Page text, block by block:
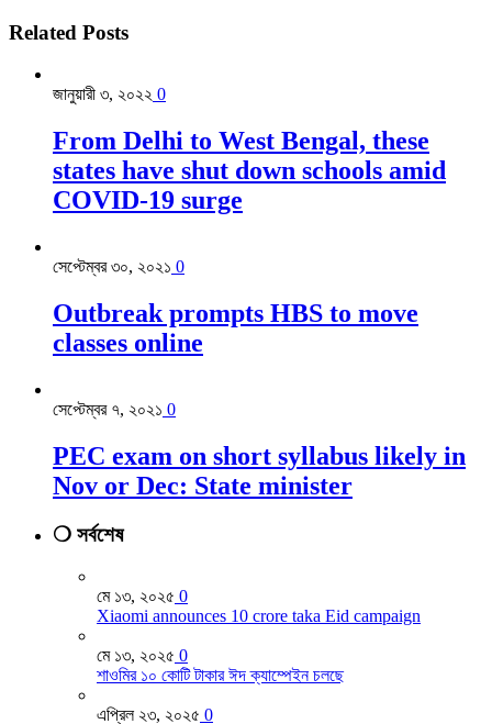
Related Posts
জানুয়ারী ৩, ২০২২ 0
From Delhi to West Bengal, these
states have shut down schools amid
COVID-19 surge
সেপ্টেম্বর ৩০, ২০২১ 0
Outbreak prompts HBS to move
classes online
সেপ্টেম্বর ৭, ২০২১ 0
PEC exam on short syllabus likely in
Nov or Dec: State minister
❍ সর্বশেষ
মে ১৩, ২০২৫ 0
Xiaomi announces 10 crore taka Eid campaign
মে ১৩, ২০২৫ 0
শাওমির ১০ কোটি টাকার ঈদ ক্যাম্পেইন চলছে
এপ্রিল ২৩, ২০২৫ 0